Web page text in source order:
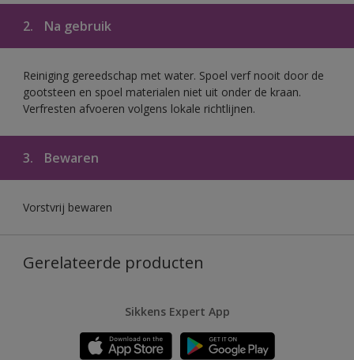
2. Na gebruik
Reiniging gereedschap met water. Spoel verf nooit door de
gootsteen en spoel materialen niet uit onder de kraan.
Verfresten afvoeren volgens lokale richtlijnen.
3. Bewaren
Vorstvrij bewaren
Gerelateerde producten
Sikkens Expert App